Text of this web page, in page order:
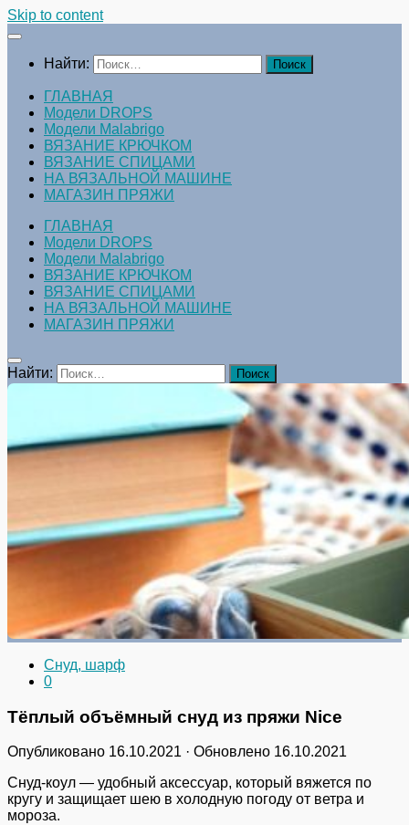
Skip to content
Найти:
ГЛАВНАЯ
Модели DROPS
Модели Malabrigo
ВЯЗАНИЕ КРЮЧКОМ
ВЯЗАНИЕ СПИЦАМИ
НА ВЯЗАЛЬНОЙ МАШИНЕ
МАГАЗИН ПРЯЖИ
ГЛАВНАЯ
Модели DROPS
Модели Malabrigo
ВЯЗАНИЕ КРЮЧКОМ
ВЯЗАНИЕ СПИЦАМИ
НА ВЯЗАЛЬНОЙ МАШИНЕ
МАГАЗИН ПРЯЖИ
Найти:
Снуд, шарф
0
Тёплый объёмный снуд из пряжи Nice
Опубликовано 16.10.2021 · Обновлено 16.10.2021
Снуд-коул — удобный аксессуар, который вяжется по
кругу и защищает шею в холодную погоду от ветра и
мороза.